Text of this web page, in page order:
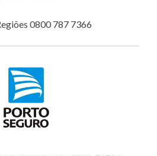
0800 787 7366